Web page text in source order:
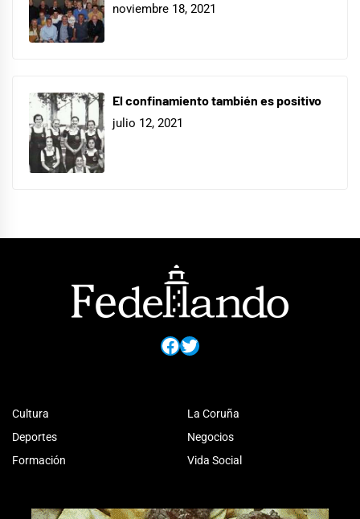
noviembre 18, 2021
El confinamiento también es positivo
julio 12, 2021
Facebook
Twitter
Cultura
Deportes
Formación
La Coruña
Negocios
Vida Social